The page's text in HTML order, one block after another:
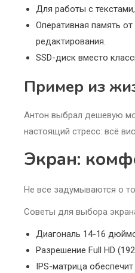
Для работы с
Оперативная память
редактирования.
SSD-диск вместо
Пример из
Антон выбрал дешевую
настоящий стресс: всё
Экран:
Не все задумываются о
Советы для выбора
Диагональ 14-16
Разрешение Full HD
IPS-матрица